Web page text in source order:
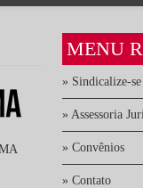
MENU
» Sindicalize-se
» Assessoria
» Convênios
» Contato